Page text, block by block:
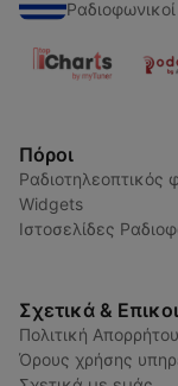
Πόροι
Ραδιοτηλεοπτικός
Widgets
Ιστοσελίδες
Σχετικά &
Πολιτική Απορρήτου
Όρους χρήσης